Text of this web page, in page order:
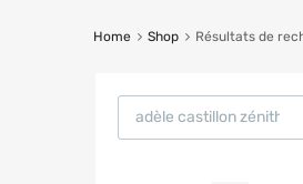
Home Shop Résultats de